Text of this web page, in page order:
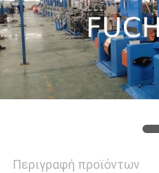
PRIVACY
POLICY
Περιγραφή προϊόντων